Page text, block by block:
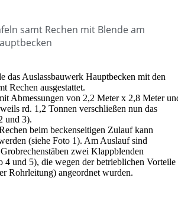
samt Rechen mit Blende am
das Auslassbauwerk Hauptbecken mit den
Rechen ausgestattet.
Abmessungen von 2,2 Meter x 2,8 Meter
rd. 1,2 Tonnen verschließen nun das
und 3).
beim beckenseitigen Zulauf kann
(siehe Foto 1). Am Auslauf sind
zwei Klappblenden
4 und 5), die wegen der betrieblichen Vorteile
Rohrleitung) angeordnet wurden.